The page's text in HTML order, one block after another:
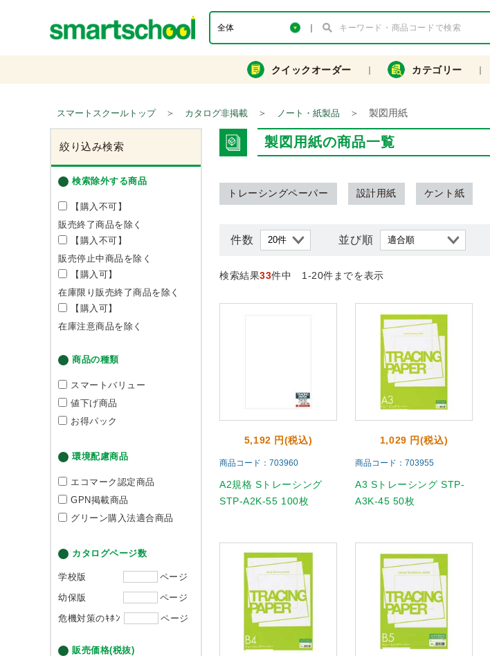
クイックオーダー カテゴリー
スマートスクールトップ ＞ カタログ非掲載 ＞ ノート・紙製品 ＞ 製図用紙
絞り込み検索
検索除外する商品
【購入不可】
販売終了商品を除く
【購入不可】
販売停止中商品を除く
【購入可】
在庫限り販売終了商品を除く
【購入可】
在庫注意商品を除く
商品の種類
スマートバリュー
値下げ商品
お得パック
環境配慮商品
エコマーク認定商品
GPN掲載商品
グリーン購入法適合商品
カタログページ数
学校版
ページ
幼保版
ページ
危機対策のｷﾎﾝ
ページ
販売価格(税抜)
製図用紙の商品一覧
トレーシングペーパー 設計用紙 ケント紙
件数 並び順
検索結果33件中 1-20件までを表示
5,192 円(税込)
商品コード：703960
A2規格 Sトレーシング
STP-A2K-55 100枚
1,029 円(税込)
商品コード：703955
A3 Sトレーシング STP-
A3K-45 50枚